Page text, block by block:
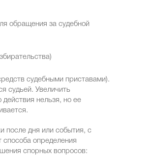
обращения за судебной
судебными приставами).
судьей. Увеличить
нельзя, но ее
после дня или события, с
способа определения
спорных вопросов: